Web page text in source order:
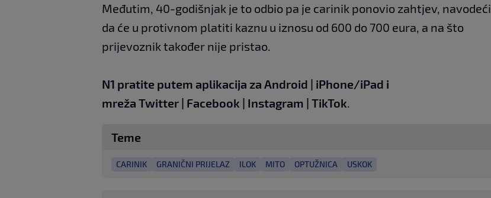
Međutim, 40-godišnjak je to odbio pa je carinik ponovio zahtjev, navodeći
da će u protivnom platiti kaznu u iznosu od 600 do 700 eura, a na što
prijevoznik također nije pristao.
N1 pratite putem aplikacija za Android | iPhone/iPad i
mreža Twitter | Facebook | Instagram | TikTok
Teme
CARINIK GRANIČNI PRIJELAZ ILOK MITO OPTUŽNICA USKOK